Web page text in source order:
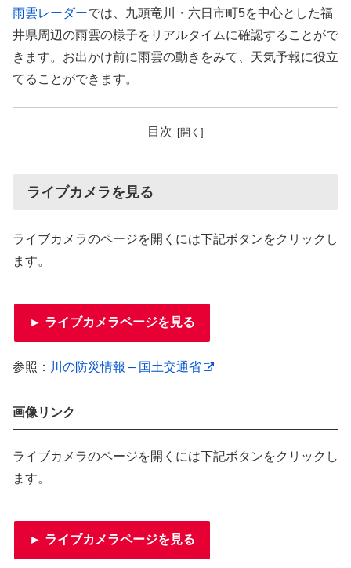
雨雲レーダーでは、九頭竜川・六日市町5を中心とした福
井県周辺の雨雲の様子をリアルタイムに確認することがで
きます。お出かけ前に雨雲の動きをみて、天気予報に役立
てることができます。
目次
ライブカメラを見る
ライブカメラのページを開くには下記ボタンをクリックし
ます。
► ライブカメラページを見る
参照： 川の防災情報 – 国土交通省
画像リンク
ライブカメラのページを開くには下記ボタンをクリックし
ます。
► ライブカメラページを見る